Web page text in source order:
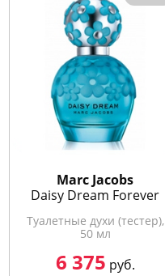
Marс Jacobs
Daisy Dream Forever
Туалетные духи (тестер),
50 мл
6 375 руб.